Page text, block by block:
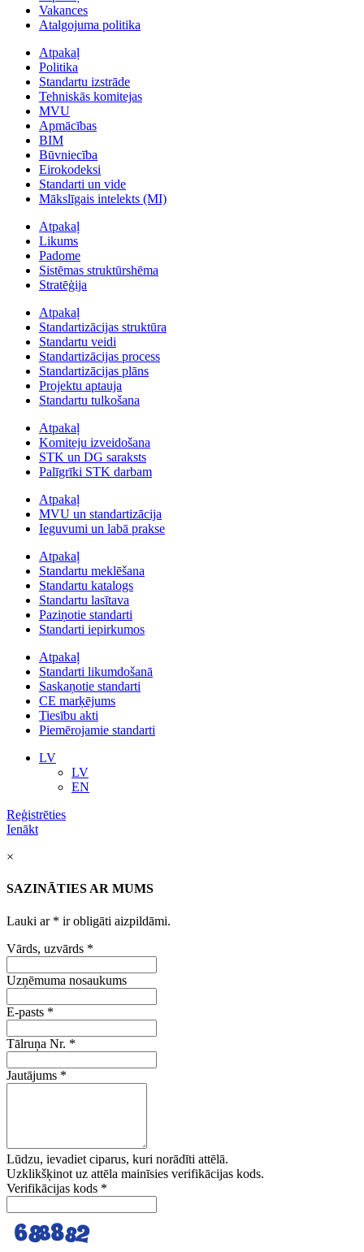
Vakances
Atalgojuma politika
Atpakaļ
Politika
Standartu izstrāde
Tehniskās komitejas
MVU
Apmācības
BIM
Būvniecība
Eirokodeksi
Standarti un vide
Mākslīgais intelekts (MI)
Atpakaļ
Likums
Padome
Sistēmas struktūrshēma
Stratēģija
Atpakaļ
Standartizācijas struktūra
Standartu veidi
Standartizācijas process
Standartizācijas plāns
Projektu aptauja
Standartu tulkošana
Atpakaļ
Komiteju izveidošana
STK un DG saraksts
Palīgrīki STK darbam
Atpakaļ
MVU un standartizācija
Ieguvumi un labā prakse
Atpakaļ
Standartu meklēšana
Standartu katalogs
Standartu lasītava
Paziņotie standarti
Standarti iepirkumos
Atpakaļ
Standarti likumdošanā
Saskaņotie standarti
CE marķējums
Tiesību akti
Piemērojamie standarti
LV
LV
EN
Reģistrēties
Ienākt
×
SAZINĀTIES AR MUMS
Lauki ar * ir obligāti aizpildāmi.
Vārds, uzvārds *
Uzņēmuma nosaukums
E-pasts *
Tālruņa Nr. *
Jautājums *
Lūdzu, ievadiet ciparus, kuri norādīti attēlā.
Uzklikšķinot uz attēla mainīsies verifikācijas kods.
Verifikācijas kods *